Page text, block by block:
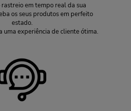
em tempo real da sua
os seus produtos em perfeito
estado.
uma experiência de cliente ótima.